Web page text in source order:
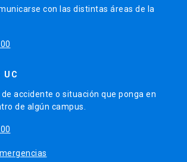
con las distintas áreas de la
UC
accidente o situación que ponga en
de algún campus.